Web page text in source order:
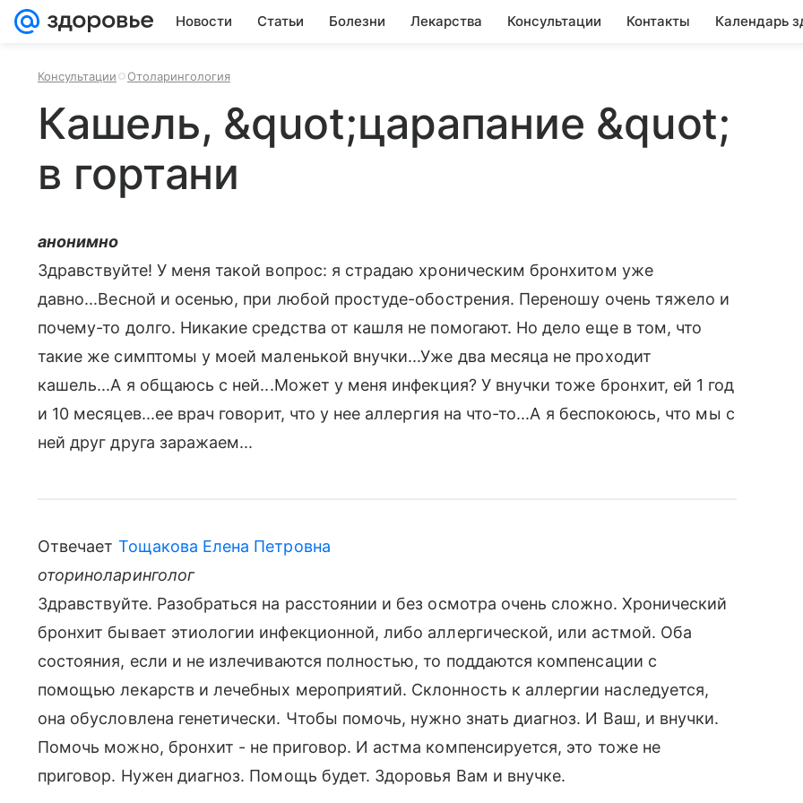
Новости Статьи Болезни Лекарства Консультации Контакты Календарь
Консультации Отоларингология
Кашель, &quot;царапание &quot;
в гортани
анонимно
Здравствуйте! У меня такой вопрос: я страдаю хроническим бронхитом уже
давно...Весной и осенью, при любой простуде-обострения. Переношу очень тяжело и
почему-то долго. Никакие средства от кашля не помогают. Но дело еще в том, что
такие же симптомы у моей маленькой внучки...Уже два месяца не проходит
кашель...А я общаюсь с ней...Может у меня инфекция? У внучки тоже бронхит, ей 1 год
и 10 месяцев...ее врач говорит, что у нее аллергия на что-то...А я беспокоюсь, что мы с
ней друг друга заражаем...
Отвечает Тощакова Елена Петровна
оториноларинголог
Здравствуйте. Разобраться на расстоянии и без осмотра очень сложно. Хронический
бронхит бывает этиологии инфекционной, либо аллергической, или астмой. Оба
состояния, если и не излечиваются полностью, то поддаются компенсации с
помощью лекарств и лечебных мероприятий. Склонность к аллергии наследуется,
она обусловлена генетически. Чтобы помочь, нужно знать диагноз. И Ваш, и внучки.
Помочь можно, бронхит - не приговор. И астма компенсируется, это тоже не
приговор. Нужен диагноз. Помощь будет. Здоровья Вам и внучке.